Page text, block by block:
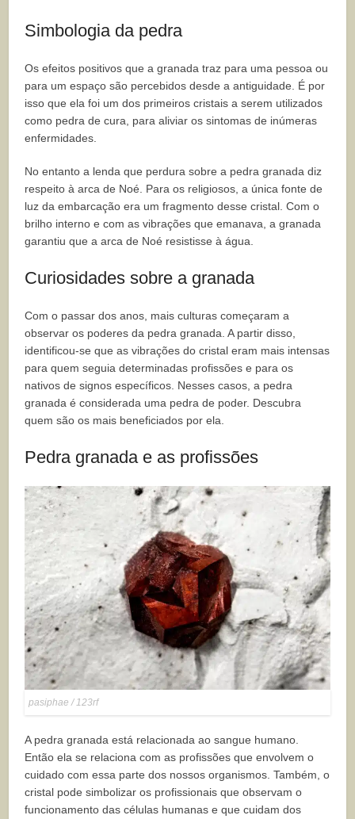
Simbologia da pedra
Os efeitos positivos que a granada traz para uma pessoa ou
para um espaço são percebidos desde a antiguidade. É por
isso que ela foi um dos primeiros cristais a serem utilizados
como pedra de cura, para aliviar os sintomas de inúmeras
enfermidades.
No entanto a lenda que perdura sobre a pedra granada diz
respeito à arca de Noé. Para os religiosos, a única fonte de
luz da embarcação era um fragmento desse cristal. Com o
brilho interno e com as vibrações que emanava, a granada
garantiu que a arca de Noé resistisse à água.
Curiosidades sobre a granada
Com o passar dos anos, mais culturas começaram a
observar os poderes da pedra granada. A partir disso,
identificou-se que as vibrações do cristal eram mais intensas
para quem seguia determinadas profissões e para os
nativos de signos específicos. Nesses casos, a pedra
granada é considerada uma pedra de poder. Descubra
quem são os mais beneficiados por ela.
Pedra granada e as profissões
pasiphae / 123rf
A pedra granada está relacionada ao sangue humano.
Então ela se relaciona com as profissões que envolvem o
cuidado com essa parte dos nossos organismos. Também, o
cristal pode simbolizar os profissionais que observam o
funcionamento das células humanas e que cuidam dos